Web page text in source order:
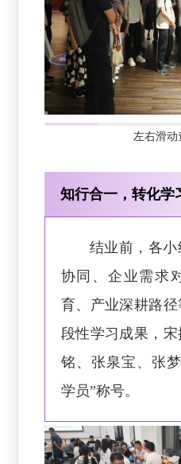
左右滑动
知行合一，转化学
结业前，各
协同、企业需求
育、产业深耕路
段性学习成果，
铭、张泉宝、张
学员”称号。